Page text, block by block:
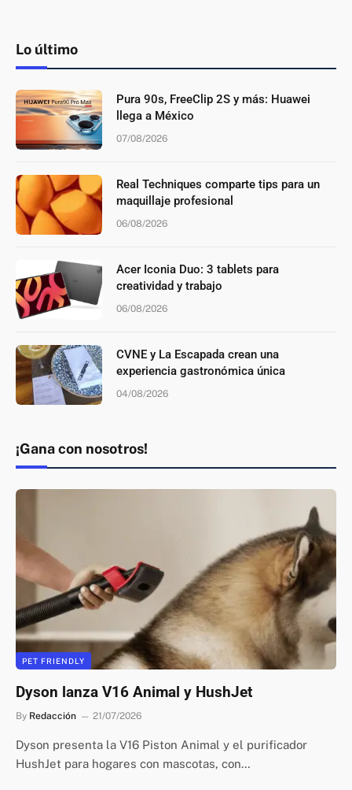
Lo último
Pura 90s, FreeClip 2S y más: Huawei
llega a México
07/08/2026
Real Techniques comparte tips para un
maquillaje profesional
06/08/2026
Acer Iconia Duo: 3 tablets para
creatividad y trabajo
06/08/2026
CVNE y La Escapada crean una
experiencia gastronómica única
04/08/2026
¡Gana con nosotros!
PET FRIENDLY
Dyson lanza V16 Animal y HushJet
By Redacción 21/07/2026
Dyson presenta la V16 Piston Animal y el purificador
HushJet para hogares con mascotas, con…